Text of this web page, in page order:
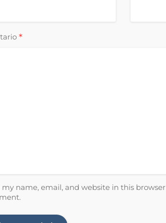
*
my name, email, and website in this